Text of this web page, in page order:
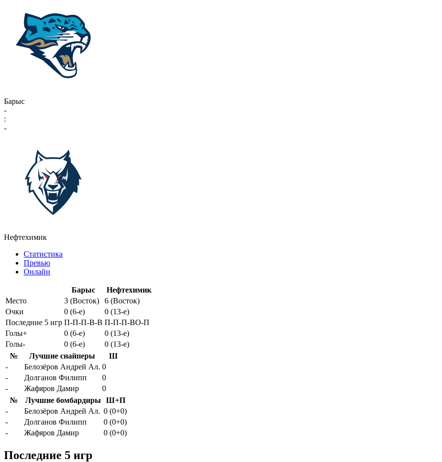
Барыс
-
:
-
Нефтехимик
Статистика
Превью
Онлайн
Барыс
Нефтехимик
Место
3 (Восток)
6 (Восток)
Очки
0 (6-e)
0 (13-e)
Последние 5 игр П-П-П-В-В П-П-П-ВО-П
Голы+
0 (6-e)
0 (13-e)
Голы-
0 (6-e)
0 (13-e)
№
Лучшие снайперы
Ш
-
Белозёров Андрей Ал. 0
-
Долганов Филипп
0
-
Жафяров Дамир
0
№
Лучшие бомбардиры
Ш+П
-
Белозёров Андрей Ал. 0 (0+0)
-
Долганов Филипп
0 (0+0)
-
Жафяров Дамир 0 (0+0)
Последние 5 игр